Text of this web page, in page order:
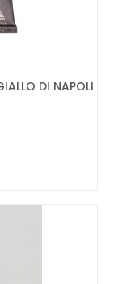
DI NAPOLI